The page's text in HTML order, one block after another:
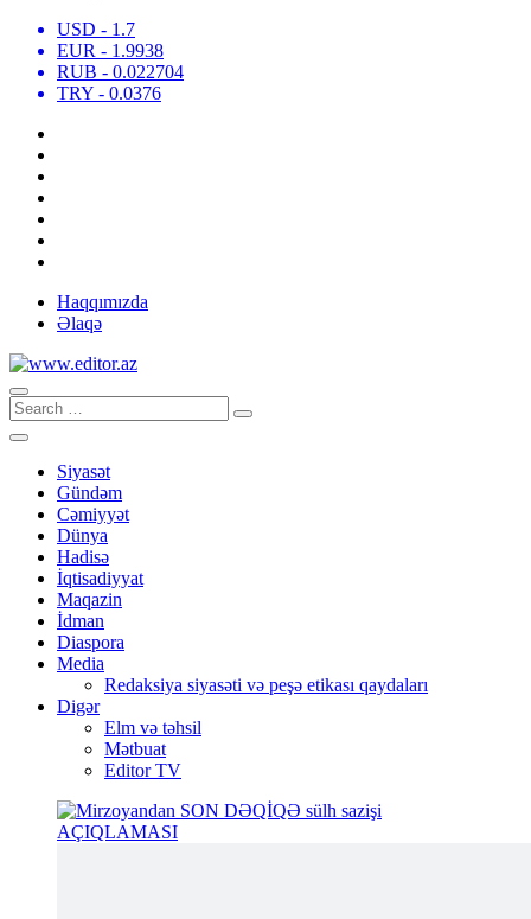
USD - 1.7
EUR - 1.9938
RUB - 0.022704
TRY - 0.0376
Haqqımızda
Əlaqə
Siyasət
Gündəm
Cəmiyyət
Dünya
Hadisə
İqtisadiyyat
Maqazin
İdman
Diaspora
Media
Redaksiya siyasəti və peşə etikası qaydaları
Digər
Elm və təhsil
Mətbuat
Editor TV